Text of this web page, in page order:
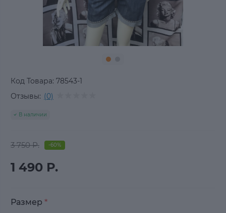
Код Товара: 78543-1
Отзывы: (0)
В наличии
3 750 Р. -60%
1 490 Р.
Размер *